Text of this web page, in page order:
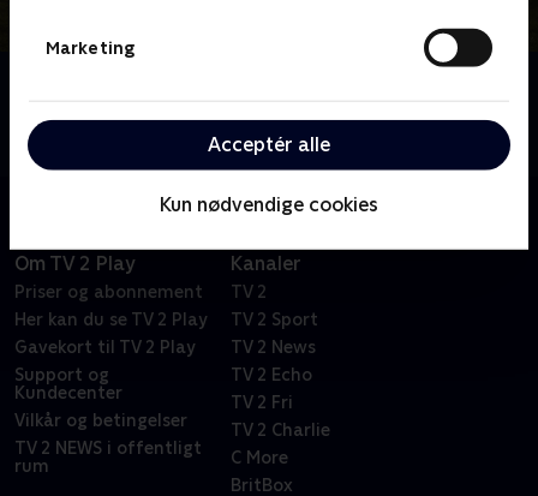
Marketing
Acceptér alle
Kun nødvendige cookies
der er brandvarmt - det er mordsagerne også.
Om TV 2 Play
Priser og abonnement
Her kan du se TV 2 Play
Gavekort til TV 2 Play
Support og
Kundecenter
Vilkår og betingelser
TV 2 NEWS i offentligt
rum
Kanaler
TV 2
TV 2 Sport
TV 2 News
TV 2 Echo
TV 2 Fri
TV 2 Charlie
C More
BritBox